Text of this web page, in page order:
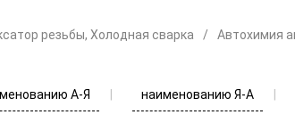
резьбы, Холодная сварка
Автохимия
А-Я наименованию Я-А